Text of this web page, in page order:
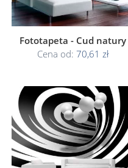
Fototapeta - Cud natury
Cena od: 70,61 zł